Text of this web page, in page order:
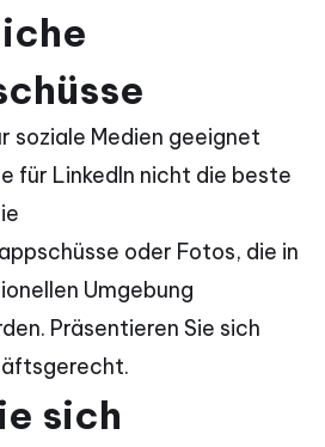
soziale Medien geeignet
für LinkedIn nicht die beste
oder Fotos, die in
Umgebung
Präsentieren Sie sich
sich